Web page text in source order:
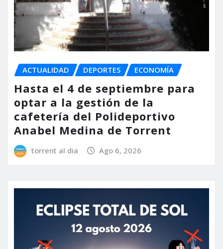
ACTUALIDAD DEPORTES ECONOMÍA
Hasta el 4 de septiembre para
optar a la gestión de la
cafetería del Polideportivo
Anabel Medina de Torrent
torrent al dia Ago 6, 2026